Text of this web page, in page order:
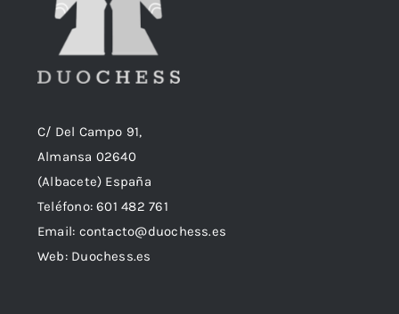
C/ Del Campo 91,
Almansa 02640
(Albacete) España
Teléfono:601 482 761
Email: contacto@duochess.es
Web: Duochess.es